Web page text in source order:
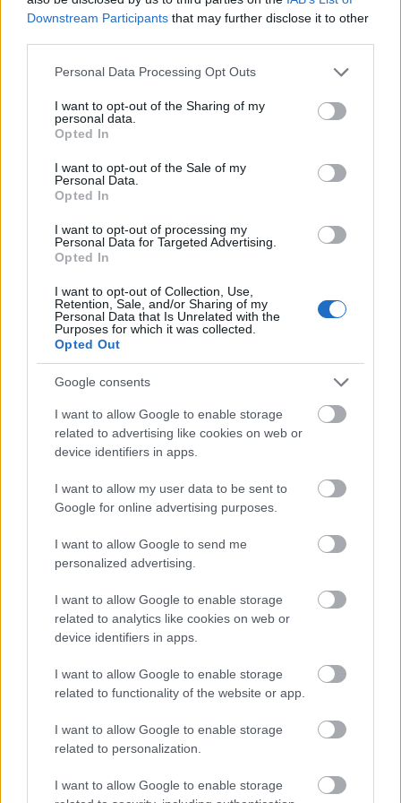
Downstream Participants that may further disclose it to other
Please note that this website/app uses one or more Google
not limited to your visit or usage behaviour. You may click to
grant or deny consent to Google and its third-party tags to
use your data for below specified purposes in below Google
consent section.
Personal Data Processing Opt Outs
I want to opt-out of the Sharing of my
personal data.
Opted In
I want to opt-out of the Sale of my
Personal Data.
Opted In
I want to opt-out of processing my
Personal Data for Targeted Advertising.
Opted In
I want to opt-out of Collection, Use,
Retention, Sale, and/or Sharing of my
Personal Data that Is Unrelated with the
Purposes for which it was collected.
Opted Out
Google consents
I want to allow Google to enable storage
related to advertising like cookies on web or
device identifiers in apps.
I want to allow my user data to be sent to
Google for online advertising purposes.
I want to allow Google to send me
personalized advertising.
I want to allow Google to enable storage
related to analytics like cookies on web or
device identifiers in apps.
I want to allow Google to enable storage
related to functionality of the website or app.
I want to allow Google to enable storage
related to personalization.
I want to allow Google to enable storage
Καλούμε λοιπόν και φέτος όλα τα Προσκοπικά
Συστήματα να συνεχίσουμε να κάνουμε τον Νόμο
μας πράξη, συγκεντρώνοντας τις δυνάμεις μας
σε έναν κοινό στόχο: την προστασία της φύσης!
Όπως κάθε χρόνο, το Πρόγραμμα
Ανακύκλωσης Συσκευών και Αξεσουάρ θα
και θα πρέπει να έχουν αποσταλεί στην Κεντρική
Διοίκηση οι συμπληρωμένες καρτέλες με τις
συσκευές και τα αξεσουάρ που συνέλεξε κάθε
Σύστημα καθ’ όλη την περίοδο διάρκειας του
προγράμματος. Τα
Συστήματαπου θα έχουν συγκεντρώσει και
παραδώσει τη μεγαλύτερη ποσότητα σε κινητά
τηλέφωνα και αξεσουάρ, θα κερδίσουν όπως
κάθε χρόνο ένα χρήσιμο δώρο! Φέτος, το
Κλιμάκιο που θα έρθει πρώτο στην κατάταξη θα
κερδίσει
υπόλοιπα 14 Συστήματα θα κερδίσουν
δωροεπιταγή 200€από το Προσκοπικό
Πρατήριο, για υλικά και είδη πλην της
Προσκοπικής Στολής.
Συγκεντρώνετε όσες περισσότερες
συσκευές και αξεσουάρ (κινητά τηλέφωνα,
φορτιστές, μπαταρίες κινητών τηλεφώνων,
hands free, tablets, καλώδια, θήκες, προσόψεις
κ.λπ.).
Vodafone (δείτε εδώ ποιο είναι δίπλα σας
Σε συνεργασία με τον Υπεύθυνο
καταμέτρηση των αξεσουάρ & συσκευών,
συμπληρώνεται και σφραγίζεται το σχετικό
έντυπο (επισυνάπτεται).